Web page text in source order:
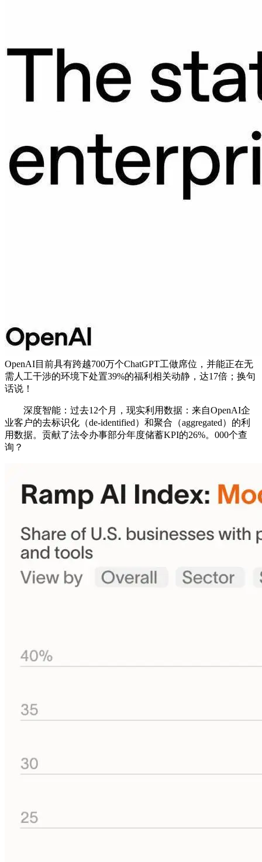
OpenAI目前具有跨越700万个ChatGPT工做席位，并能正在无
需人工干涉的环境下处置39%的福利相关动静，达17倍；换句
话说！
深度智能：过去12个月，现实利用数据：来自OpenAI企
业客户的去标识化（de-identified）和聚合（aggregated）的利
用数据。贡献了法令办事部分年度储蓄KPI的26%。000个查
询？